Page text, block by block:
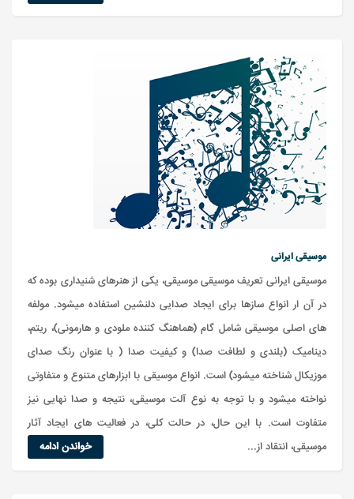
موسیقی ایرانی
موسیقی ایرانی تعریف موسیقی موسیقی، یکی از هنرهای شنیداری بوده که
در آن ار انواع سازها برای ایجاد صدایی دلنشین استفاده میشود. مولفه
های اصلی موسیقی شامل گام (هماهنگ کننده ملودی و هارمونی)، ریتم،
دینامیک (بلندی و لطافت صدا) و کیفیت صدا ( با عنوان رنگ صدای
موزیکال شناخته میشود) است. انواع موسیقی با ابزارهای متنوع و متفاوتی
نواخته میشود و با توجه به نوع آلت موسیقی، نتیجه و صدا نهایی نیز
متفاوت است. با این حال، در حالت کلی، در فعالیت های ایجاد آثار
موسیقی، انتقاد از...
خواندن ادامه